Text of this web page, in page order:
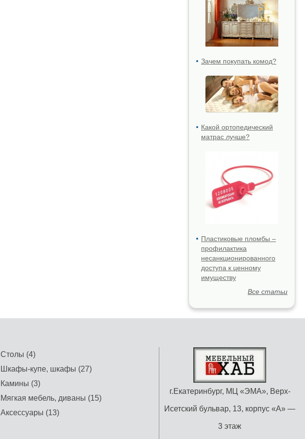
Зачем покупать комод?
Какой ортопедический
матрас лучше?
Пластиковые пломбы –
профилактика
несанкционированного
доступа к ценному
имуществу
Все статьи
г.Екатеринбург, МЦ «ЭМА», Верх-
Исетский бульвар, 13, корпус «А» —
3 этаж
Столы (4)
Шкафы-купе, шкафы (27)
Камины (3)
Мягкая мебель, диваны (15)
Аксессуары (13)